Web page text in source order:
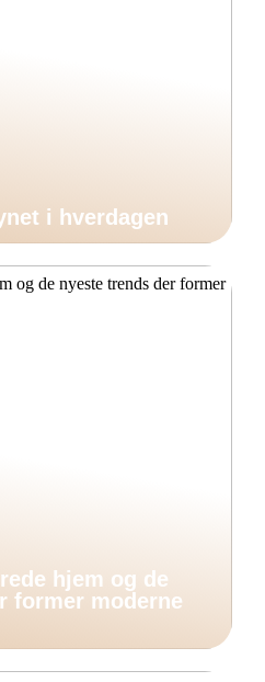
i hverdagen
hjem og de
former moderne